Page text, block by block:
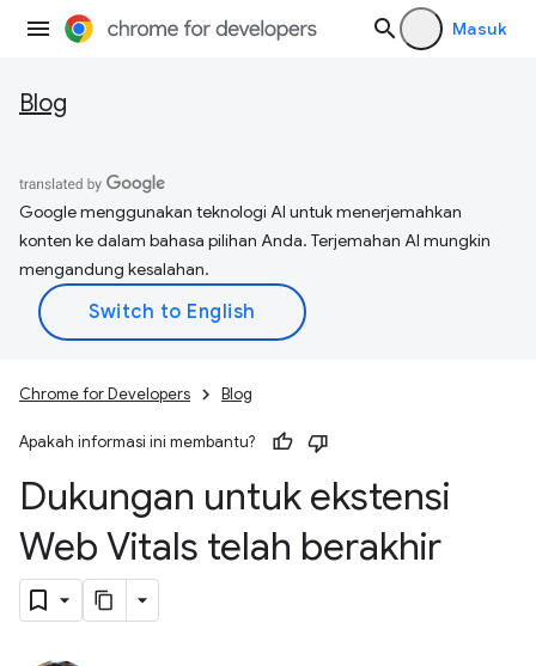
Masuk
Blog
Google menggunakan teknologi AI untuk menerjemahkan
konten ke dalam bahasa pilihan Anda. Terjemahan AI mungkin
mengandung kesalahan.
Chrome for Developers Blog
Apakah informasi ini membantu?
Dukungan untuk ekstensi
Web Vitals telah berakhir